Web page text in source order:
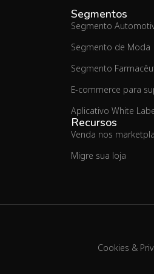
Segmentos
Segmento
Segmento de Moda
Segmento
E-commerce para
Aplicativo White
Recursos
Venda nos
Migre sua loja
Cookies &